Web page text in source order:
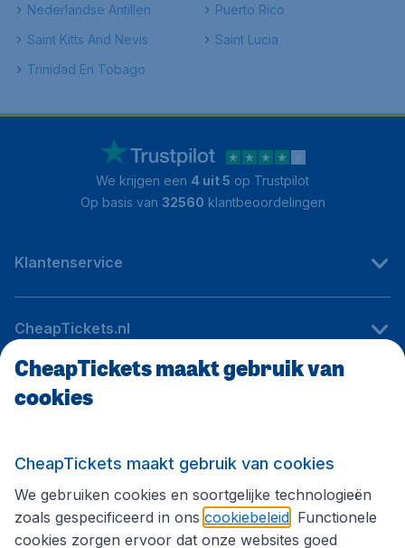
Nederlandse Antillen
Puerto Rico
Saint Kitts And Nevis
Saint Lucia
Trinidad En Tobago
We krijgen een 4 uit 5 op Trustpilot
Op basis van 32560 klantbeoordelingen
Klantenservice
CheapTickets.nl
Internationale sites
Volg CheapTickets.nl
CheapTickets maakt gebruik van
cookies
CheapTickets maakt gebruik van cookies
We gebruiken cookies en soortgelijke technologieën
zoals gespecificeerd in ons cookiebeleid . Functionele
cookies zorgen ervoor dat onze websites goed